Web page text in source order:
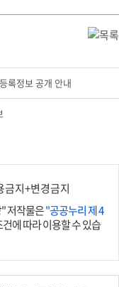
록정보 공개 안내
저작물은"공공누리 제 4
에 따라 이용할 수 있습